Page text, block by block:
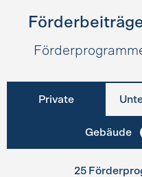
Private
Gebäude
25